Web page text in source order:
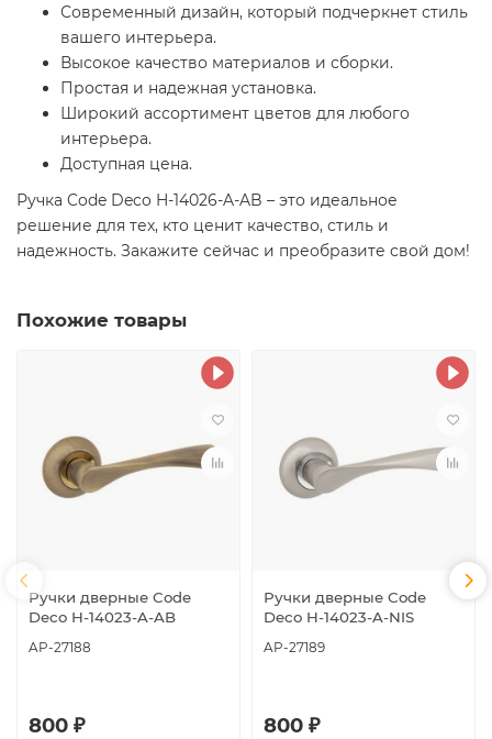
Современный дизайн, который подчеркнет стиль
вашего интерьера.
Высокое качество материалов и сборки.
Простая и надежная установка.
Широкий ассортимент цветов для любого
интерьера.
Доступная цена.
Ручка Code Deco H-14026-A-AB – это идеальное
решение для тех, кто ценит качество, стиль и
надежность. Закажите сейчас и преобразите свой дом!
Похожие товары
Ручки дверные Code
Deco H-14023-A-AB
AP-27188
800 ₽
Ручки дверные Code
Deco H-14023-A-NIS
AP-27189
800 ₽